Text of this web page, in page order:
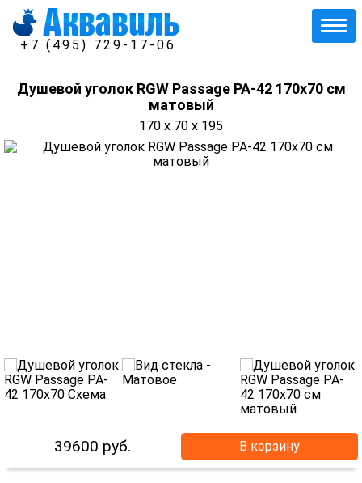
+7 (495) 729-17-06
Душевой уголок RGW Passage PA-42 170x70 см
матовый
170 x 70 x 195
39600 руб. В корзину